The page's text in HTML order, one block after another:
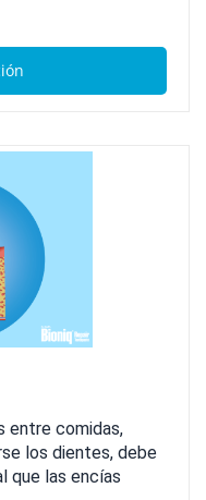
entre comidas,
los dientes, debe
que las encías